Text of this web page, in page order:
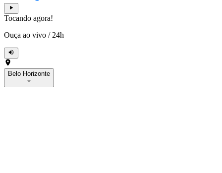
Tocando agora!
Ouça ao vivo / 24h
Belo Horizonte